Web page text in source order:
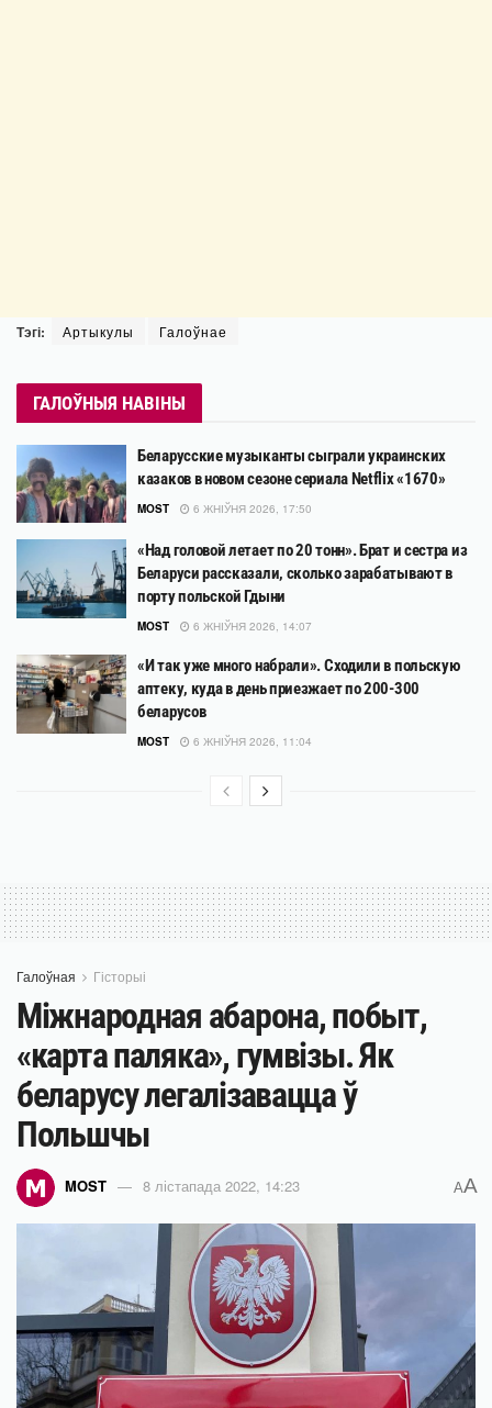
Тэгі: Артыкулы Галоўнае
ГАЛОЎНЫЯ НАВІНЫ
Беларусские музыканты сыграли украинских
казаков в новом сезоне сериала Netflix «1670»
MOST 6 ЖНІЎНЯ 2026, 17:50
«Над головой летает по 20 тонн». Брат и сестра из
Беларуси рассказали, сколько зарабатывают в
порту польской Гдыни
MOST 6 ЖНІЎНЯ 2026, 14:07
«И так уже много набрали». Сходили в польскую
аптеку, куда в день приезжает по 200-300
беларусов
MOST 6 ЖНІЎНЯ 2026, 11:04
Галоўная Гісторыі
Міжнародная абарона, побыт,
«карта паляка», гумвізы. Як
беларусу легалізавацца ў
Польшчы
MOST 8 лістапада 2022, 14:23 AA